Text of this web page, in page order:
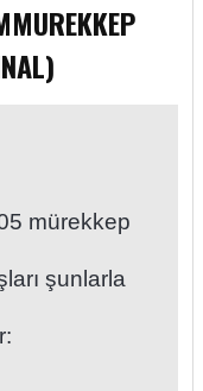
mürekkep
şunlarla